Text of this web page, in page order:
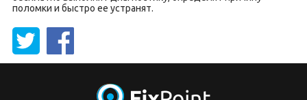
поломки и быстро ее устранят.